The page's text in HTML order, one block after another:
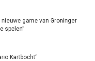
game van Groninger
spelen”
Kartbocht’